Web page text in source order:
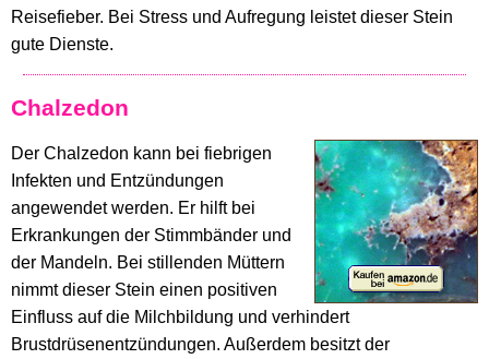
Reisefieber. Bei Stress und Aufregung leistet dieser Stein
gute Dienste.
Chalzedon
Der Chalzedon kann bei fiebrigen
Infekten und Entzündungen
angewendet werden. Er hilft bei
Erkrankungen der Stimmbänder und
der Mandeln. Bei stillenden Müttern
nimmt dieser Stein einen positiven
Einfluss auf die Milchbildung und verhindert
Brustdrüsenentzündungen. Außerdem besitzt der